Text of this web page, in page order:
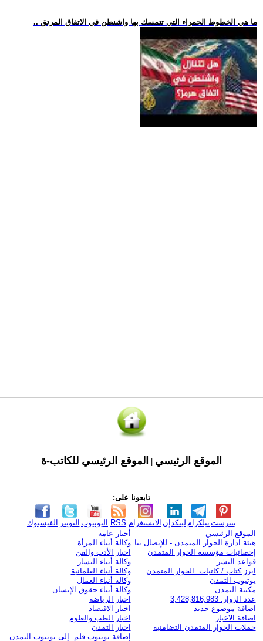
.. ما هي الخطوط الحمراء التي تتمسك بها واشنطن في الاتفاق المرتق
الموقع الرئيسي الموقع الرئيسي للكاتب-ة
تابعونا على:
الفيسبوك التويتر اليوتيوب RSS الانستغرام لينكدإن تيلكرامبنترست
الموقع الرئيسي
هيئة ادارة الحوار المتمدن - للإتصال بنا
إحصائيات مؤسسة الحوار المتمدن
قواعد النشر
ابرز كتاب / كاتبات الحوار المتمدن
يوتيوب التمدن
مكتبة التمدن
عدد الزوار: 3,428,816,983
اضافة موضوع جديد
اضافة الاخبار
حملات الحوار المتمدن التضامنية
أخبار عامة
وكالة أنباء المرأة
اخبار الأدب والفن
وكالة أنباء اليسار
وكالة أنباء العلمانية
وكالة أنباء العمال
وكالة أنباء حقوق الإنسان
اخبار الرياضة
اخبار الاقتصاد
اخبار الطب والعلوم
اخبار التمدن
إضافة يوتيوب-فلم إلى يوتيوب التمدن